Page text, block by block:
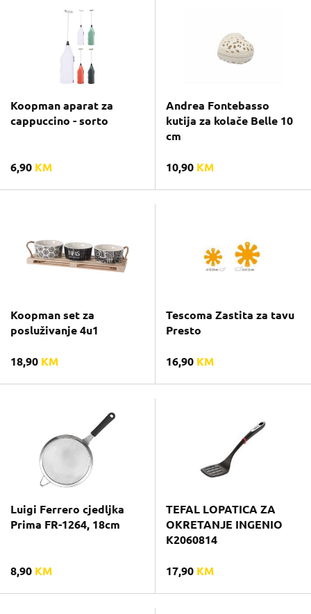
Koopman aparat za
cappuccino - sorto
6,90 KM
Andrea Fontebasso
kutija za kolače Belle 10
cm
10,90 KM
Koopman set za
posluživanje 4u1
18,90 KM
Tescoma Zastita za tavu
Presto
16,90 KM
Luigi Ferrero cjedljka
Prima FR-1264, 18cm
8,90 KM
TEFAL LOPATICA ZA
OKRETANJE INGENIO
K2060814
17,90 KM